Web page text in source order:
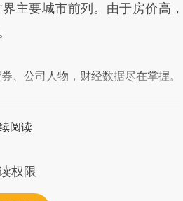
主要城市前列。由于房价高，
、公司人物，财经数据尽在掌握。
阅读
权限